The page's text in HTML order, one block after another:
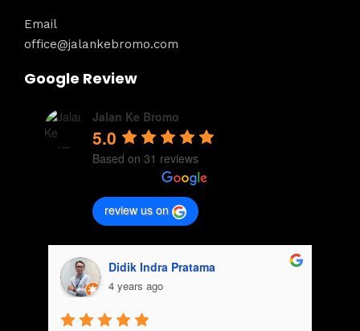
Email
office@jalankebromo.com
Google Review
Jalan Ke Bromo
5.0
Based on 31 reviews
review us on
Didik Indra Pratama
4 years ago